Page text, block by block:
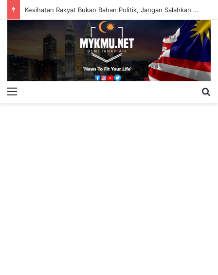
Kesihatan Rakyat Bukan Bahan Politik, Jangan Salahkan Onn Hafiz – Haslinda Salleh